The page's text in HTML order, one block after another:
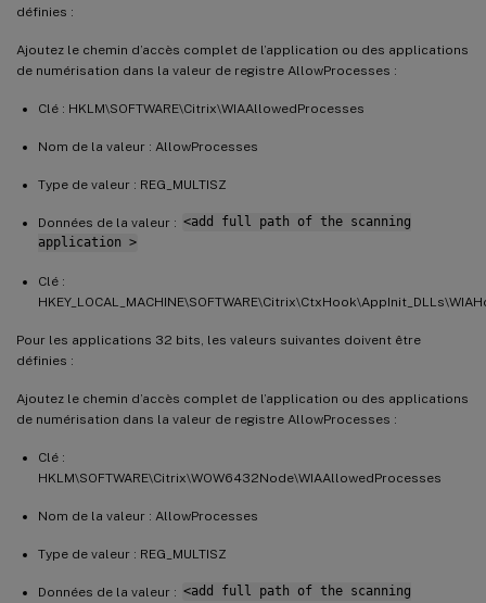
définies :
Ajoutez le chemin d’accès complet de l’application ou des applications
de numérisation dans la valeur de registre AllowProcesses :
Clé : HKLM\SOFTWARE\Citrix\WIAAllowedProcesses
Nom de la valeur : AllowProcesses
Type de valeur : REG_MULTISZ
Données de la valeur : <add full path of the scanning
application >
Clé :
Pour les applications 32 bits, les valeurs suivantes doivent être
définies :
Ajoutez le chemin d’accès complet de l’application ou des applications
de numérisation dans la valeur de registre AllowProcesses :
Clé :
HKLM\SOFTWARE\Citrix\WOW6432Node\WIAAllowedProcesses
Nom de la valeur : AllowProcesses
Type de valeur : REG_MULTISZ
Données de la valeur : <add full path of the scanning